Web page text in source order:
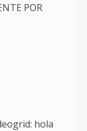
POR
hola